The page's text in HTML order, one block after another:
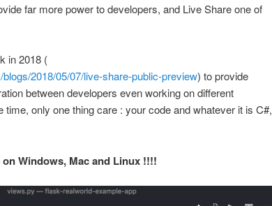
far more power to developers, and Live Share one of
in 2018 (
2018/05/07/live-share-public-preview) to provide
between developers even working on different
only one thing care : your code and whatever it is C#,
Windows, Mac and Linux !!!!